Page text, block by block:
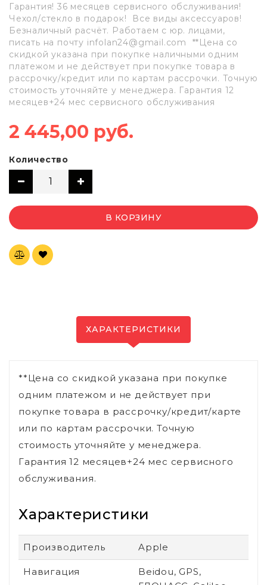
Гарантия! 36 месяцев сервисного обслуживания!
Чехол/стекло в подарок! Все виды аксессуаров!
Безналичный расчёт. Работаем с юр. лицами,
писать на почту infolan24@gmail.com **Цена со
скидкой указана при покупке наличными одним
платежом и не действует при покупке товара в
рассрочку/кредит или по картам рассрочки. Точную
стоимость уточняйте у менеджера. Гарантия 12
месяцев+24 мес сервисного обслуживания
2 445,00 руб.
Количество
В КОРЗИНУ
ХАРАКТЕРИСТИКИ
**Цена со скидкой указана при покупке
одним платежом и не действует при
покупке товара в рассрочку/кредит/карте
или по картам рассрочки. Точную
стоимость уточняйте у менеджера.
Гарантия 12 месяцев+24 мес сервисного
обслуживания.
Характеристики
Производитель Apple
Навигация
Beidou, GPS,